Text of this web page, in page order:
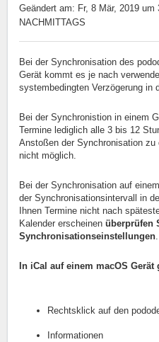
Geändert am: Fr, 8 Mär, 2019 um
NACHMITTAGS
Bei der Synchronisation des
Gerät kommt es je nach
systembedingten Verzögerung in
Bei der Synchronistion in einem
Termine lediglich alle 3 bis 12
Anstoßen der Synchronisation
nicht möglich.
Bei der Synchronisation auf
der Synchronisationsintervall in
Ihnen Termine nicht nach
Kalender erscheinen überprüfen
Synchronisationseinstellungen.
In iCal auf einem macOS
Rechtsklick auf den
Informationen